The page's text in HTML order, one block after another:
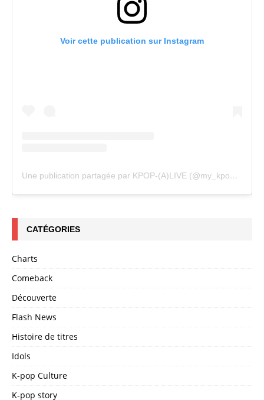
Voir cette publication sur Instagram
Une publication partagée par KPOP-(A)LIVE (@my_kpopalive)
CATÉGORIES
Charts
Comeback
Découverte
Flash News
Histoire de titres
Idols
K-pop Culture
K-pop story